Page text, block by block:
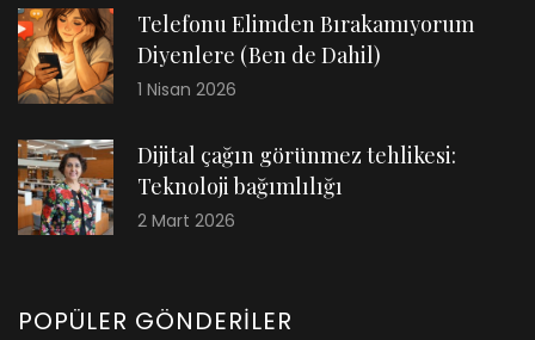
Telefonu Elimden Bırakamıyorum
Diyenlere (Ben de Dahil)
1 Nisan 2026
Dijital çağın görünmez tehlikesi:
Teknoloji bağımlılığı
2 Mart 2026
POPÜLER GÖNDERILER